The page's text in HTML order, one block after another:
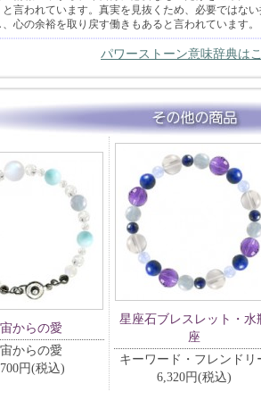
と言われています。真実を見抜くため、必要ではな
心の余裕を取り戻す働きもあると言われています。
パワーストーン意味辞典は
からの愛
からの愛
円(税込)
星座石ブレスレット・水
座
キーワード・フレンドリ
6,320円(税込)